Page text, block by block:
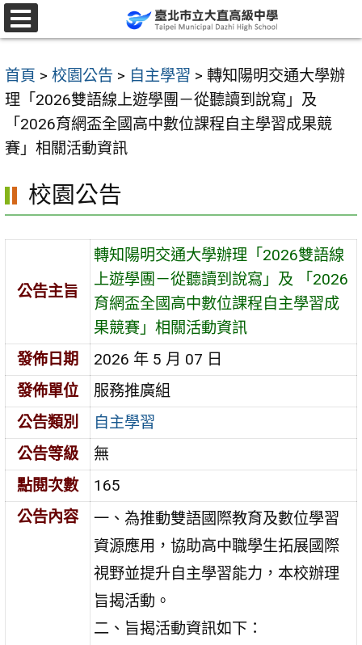
跳
至
要
內
區
首頁 > 校園公告 > 自主學習 > 轉知陽明交通大學辦
理「2026雙語線上遊學團－從聽讀到說寫」及
「2026育網盃全國高中數位課程自主學習成果競
賽」相關活動資訊
校園公告
公告主旨
轉知陽明交通大學辦理「2026雙語線
上遊學團－從聽讀到說寫」及 「2026
育網盃全國高中數位課程自主學習成
果競賽」相關活動資訊
發佈日期
2026 年 5 月 07 日
發佈單位
服務推廣組
公告類別
自主學習
公告等級
無
點閱次數
165
公告內容
一、為推動雙語國際教育及數位學習
資源應用，協助高中職學生拓展國際
視野並提升自主學習能力，本校辦理
旨揭活動。
二、旨揭活動資訊如下：
選
單